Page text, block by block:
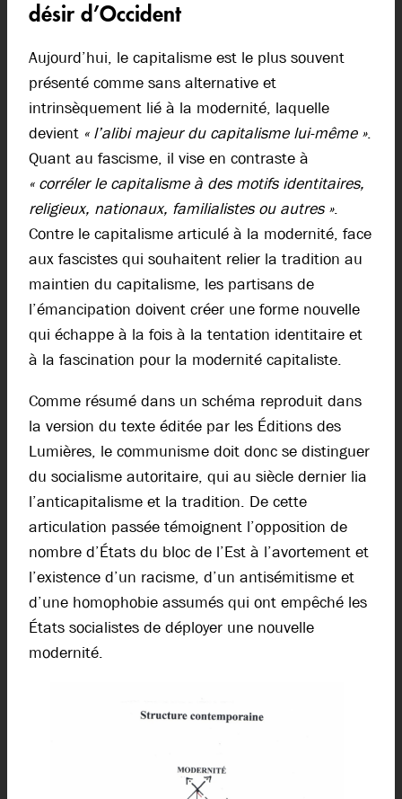
désir d’Occident
Aujourd’hui, le capitalisme est le plus souvent
présenté comme sans alternative et
intrinsèquement lié à la modernité, laquelle
devient « l’alibi majeur du capitalisme lui-même ».
Quant au fascisme, il vise en contraste à
« corréler le capitalisme à des motifs identitaires,
religieux, nationaux, familialistes ou autres ».
Contre le capitalisme articulé à la modernité, face
aux fascistes qui souhaitent relier la tradition au
maintien du capitalisme, les partisans de
l’émancipation doivent créer une forme nouvelle
qui échappe à la fois à la tentation identitaire et
à la fascination pour la modernité capitaliste.
Comme résumé dans un schéma reproduit dans
la version du texte éditée par les Éditions des
Lumières, le communisme doit donc se distinguer
du socialisme autoritaire, qui au siècle dernier lia
l’anticapitalisme et la tradition. De cette
articulation passée témoignent l’opposition de
nombre d’États du bloc de l’Est à l’avortement et
l’existence d’un racisme, d’un antisémitisme et
d’une homophobie assumés qui ont empêché les
États socialistes de déployer une nouvelle
modernité.